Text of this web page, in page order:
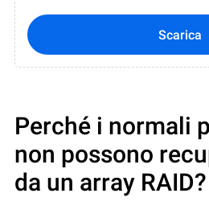
Scarica
Perché i normali
non possono
da un array RAID?